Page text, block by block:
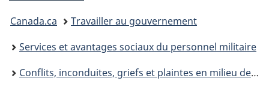
Vous
êtes
ici :
Canada.ca
Travailler au gouvernement
Services et avantages sociaux du personnel militaire
Conflits, inconduites, griefs et plaintes en milieu de travail